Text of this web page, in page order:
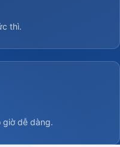
thì.
giờ dễ dàng.